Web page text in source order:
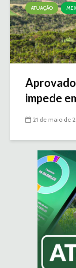
ATUAÇÃO
impede
21 de maio de